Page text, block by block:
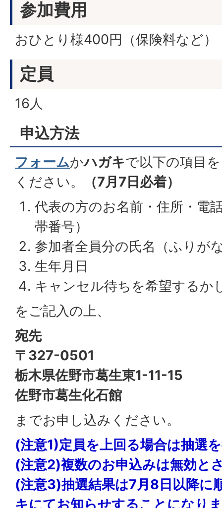
参加費用
おひとり様400円（保険料など）
定員
16人
申込方法
フォームかハガキで以下の項目
ください。
（7月7日必着）
代表の方のお名前・住所・電
帯番号）
参加者全員分の氏名（ふりが
生年月日
キャンセル待ちを希望するか
をご記入の上、
宛先
〒327-0501
栃木県佐野市葛生東1-11-15
佐野市葛生化石館
までお申し込みください。
(注意1)定員を上回る場合は抽選
(注意2)複数のお申込みは無効と
(注意3)抽選結果は7月8日以降に
キにてお知らせすることになり